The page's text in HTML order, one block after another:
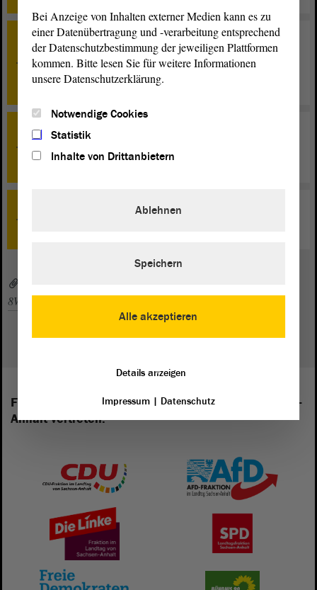
TOP 7
Symbolpolitik schadet Sachsen-Anhalt - Integrations-
und Fachkräftepolitik statt unverantwortlicher Rhetorik
- Beratung
TOP 8
Abs. 3 GO.LT - (Konsensliste) - Beratung
8WP_zp049sp_20260416.pdf (PDF, 430 KByte)
Folgende Fraktionen sind im Landtag von Sachsen-
Anhalt vertreten:
Bei Anzeige von Inhalten externer Medien kann es zu
einer Datenübertragung und -verarbeitung entsprechend
der Datenschutzbestimmung der jeweiligen Plattformen
kommen. Bitte lesen Sie für weitere Informationen
unsere Datenschutzerklärung.
Notwendige Cookies
Statistik
Inhalte von Drittanbietern
Alle akzeptieren
Ablehnen
Speichern
Details anzeigen
Impressum| Datenschutz